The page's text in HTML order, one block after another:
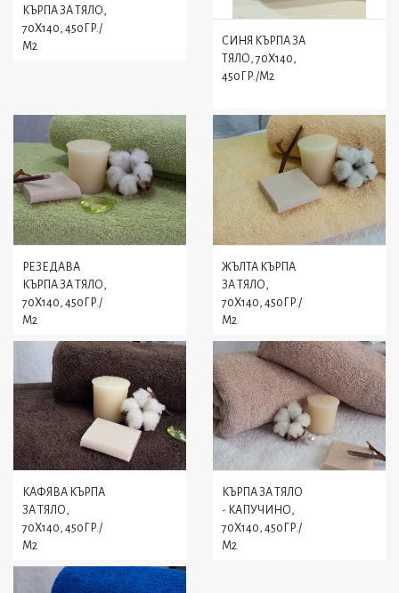
КЪРПА ЗА ТЯЛО,
70X140, 450ГР./
М2
СИНЯ КЪРПА ЗА
ТЯЛО, 70X140,
450ГР./М2
РЕЗЕДАВА
КЪРПА ЗА ТЯЛО,
70X140, 450ГР./
М2
ЖЪЛТА КЪРПА
ЗА ТЯЛО,
70X140, 450ГР./
М2
КАФЯВА КЪРПА
ЗА ТЯЛО,
70X140, 450ГР./
М2
КЪРПА ЗА ТЯЛО
- КАПУЧИНО,
70X140, 450ГР./
М2